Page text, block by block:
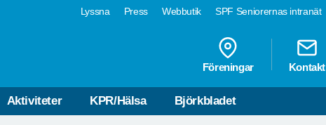
Lyssna Press Webbutik SPF Seniorernas intranät
Föreningar Kontakt
Aktiviteter KPR/Hälsa Björkbladet
APP